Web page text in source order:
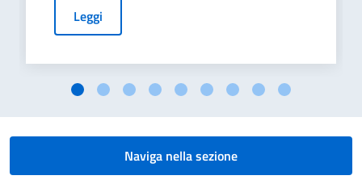
Leggi
Naviga nella sezione